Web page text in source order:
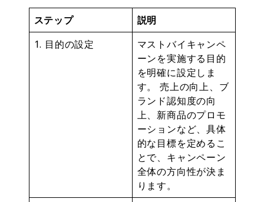
ステップ
説明
1. 目的の設定
マストバイキャンペ
ーンを実施する目的
を明確に設定しま
す。 売上の向上、ブ
ランド認知度の向
上、新商品のプロモ
ーションなど、具体
的な目標を定めるこ
とで、キャンペーン
全体の方向性が決ま
ります。